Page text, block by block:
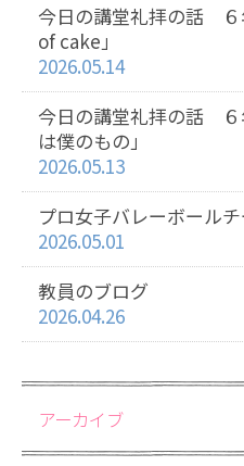
今日の講堂礼拝の話
of cake」
2026.05.14
今日の講堂礼拝の話
は僕のもの」
2026.05.13
プロ女子バレーボール
2026.05.01
教員のブログ
2026.04.26
アーカイブ